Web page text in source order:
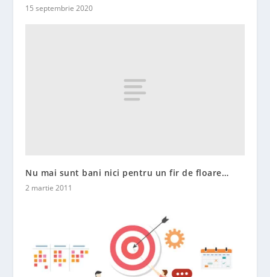
15 septembrie 2020
Nu mai sunt bani nici pentru un fir de floare…
2 martie 2011